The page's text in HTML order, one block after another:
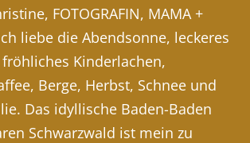
FOTOGRAFIN, MAMA +
liebe die Abendsonne, leckeres
fröhliches Kinderlachen,
Berge, Herbst, Schnee und
Das idyllische Baden-Baden
Schwarzwald ist mein zu